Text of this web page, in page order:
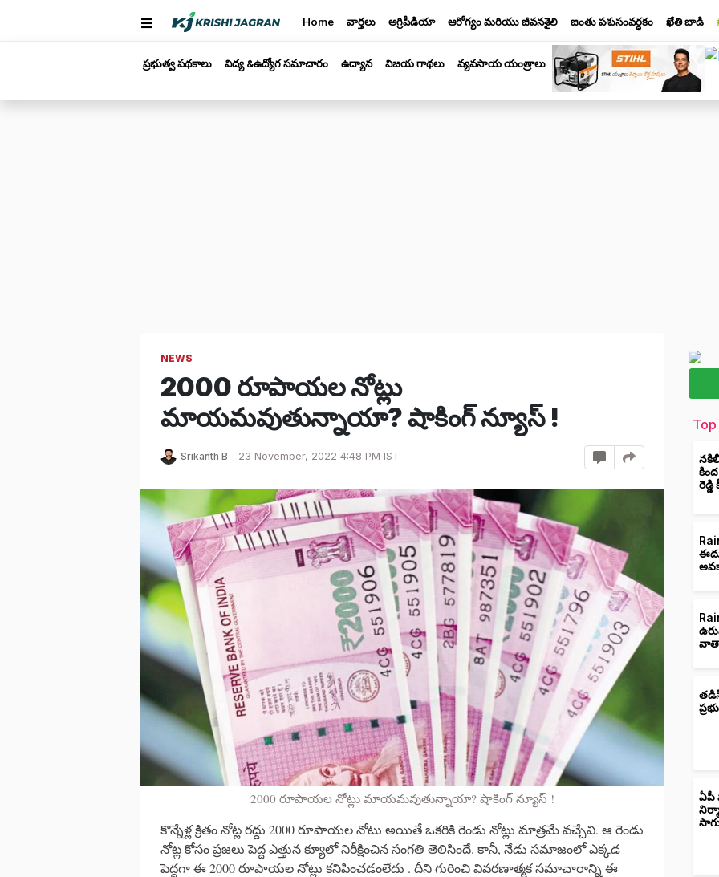
Home వార్తలు అగ్రిపీడియా ఆరోగ్యం మరియు జీవనశైలి జంతు పశుసంవర్ధకం ఖేతి బాడి
ప్రభుత్వ పథకాలు విద్య &ఉద్యోగ సమాచారం ఉద్యాన విజయ గాథలు వ్యవసాయ యంత్రాలు
NEWS
2000 రూపాయల నోట్లు
మాయమవుతున్నాయా? షాకింగ్ న్యూస్ !
Srikanth B 23 November, 2022 4:48 PM IST
2000 రూపాయల నోట్లు మాయమవుతున్నాయా? షాకింగ్ న్యూస్ !
కొన్నేళ్ల క్రితం నోట్ల రద్దు 2000 రూపాయల నోటు అయితే ఒకరికి రెండు నోట్లు మాత్రమే వచ్చేవి. ఆ రెండు
నోట్ల కోసం ప్రజలు పెద్ద ఎత్తున క్యూలో నిరీక్షించిన సంగతి తెలిసిందే. కానీ, నేడు సమాజంలో ఎక్కడ
పెద్దగా ఈ 2000 రూపాయల నోట్లు కనిపించడంలేదు . దీని గురించి వివరణాత్మక సమాచారాన్ని ఈ
రెడ్డి
ఏపీ